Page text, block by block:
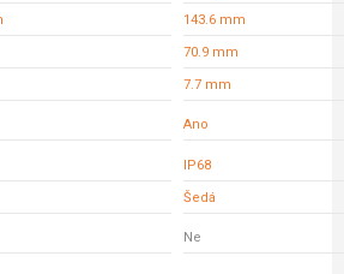
143.6 mm
70.9 mm
7.7 mm
Ano
IP68
Šedá
Ne